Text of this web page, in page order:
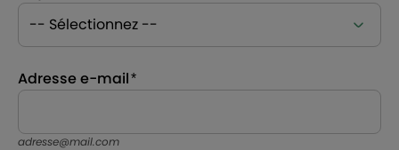
Adresse e-mail
adresse@mail.com